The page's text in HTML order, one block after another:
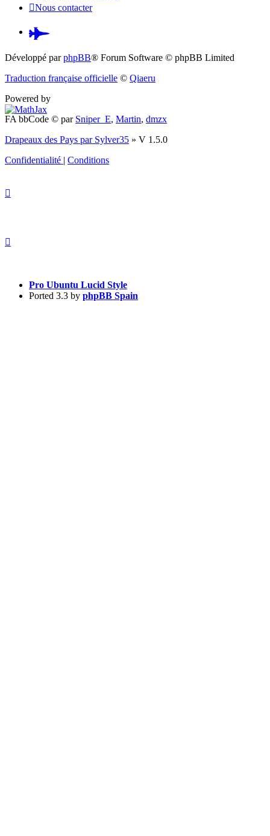
Nous contacter
Pardus.at
(S’ouvre
nouvel
Développé parphpBB® Forum Software © phpBB Limited
Traduction française officielle © Qiaeru
Powered by
FA bbCode © par Sniper_E, Martin, dmzx
Drapeaux des Pays par Sylver35 » V 1.5.0
Confidentialité | Conditions
Pro Ubuntu Lucid Style
Ported 3.3 by phpBB Spain